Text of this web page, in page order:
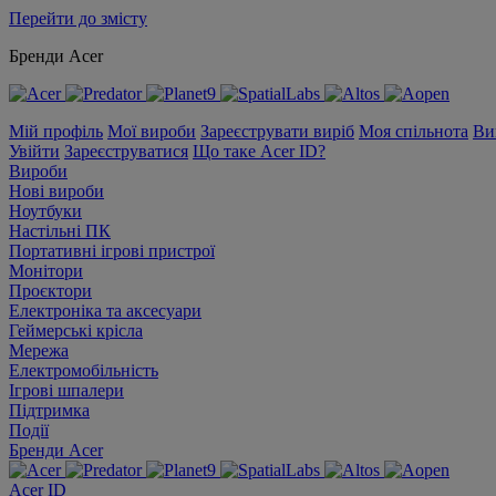
Перейти до змісту
Бренди Acer
Мій профіль Мої вироби Зареєструвати виріб Моя спільнота
Увійти Зареєструватися Що таке Acer ID?
Вироби
Нові вироби
Ноутбуки
Настільні ПК
Портативні ігрові пристрої
Монітори
Проєктори
Електроніка та аксесуари
Геймерські крісла
Мережа
Електромобільність
Ігрові шпалери
Підтримка
Події
Бренди Acer
Acer ID